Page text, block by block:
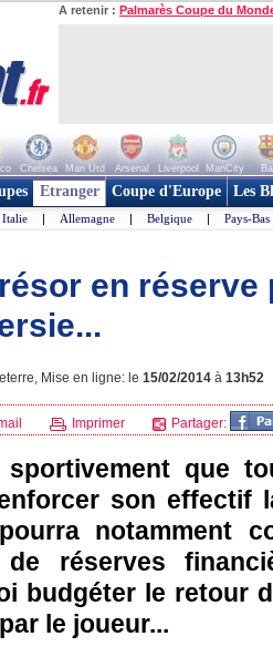
A retenir : Palmarès Coupe du
Chelsea Man Utd Arsenal Liverpool ManCity
Etranger Coupe d'Europe Les
Italie | Allemagne | Belgique | Pays-Bas
en réserve
Mise en ligne: le 15/02/2014 à 13h52
Imprimer Partager:
que
son effectif
notamment
réserves
budgéter le retour
le joueur...